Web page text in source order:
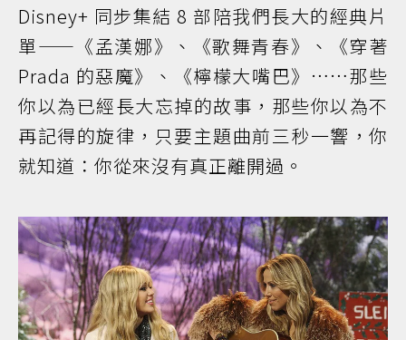
Disney+ 同步集結 8 部陪我們長大的經典片
單——《孟漢娜》、《歌舞青春》、《穿著
Prada 的惡魔》、《檸檬大嘴巴》……那些
你以為已經長大忘掉的故事，那些你以為不
再記得的旋律，只要主題曲前三秒一響，你
就知道：你從來沒有真正離開過。